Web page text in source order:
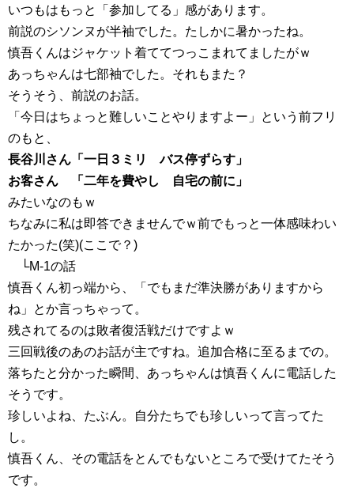
いつもはもっと「参加してる」感があります。
前説のシソンヌが半袖でした。たしかに暑かったね。
慎吾くんはジャケット着ててつっこまれてましたがｗ
あっちゃんは七部袖でした。それもまた？
そうそう、前説のお話。
「今日はちょっと難しいことやりますよー」という前フリ
のもと、
長谷川さん「一日３ミリ バス停ずらす」
お客さん 「二年を費やし 自宅の前に」
みたいなのもｗ
ちなみに私は即答できませんでｗ前でもっと一体感味わい
たかった(笑)(ここで？)
└M-1の話
慎吾くん初っ端から、「でもまだ準決勝がありますから
ね」とか言っちゃって。
残されてるのは敗者復活戦だけですよｗ
三回戦後のあのお話が主ですね。追加合格に至るまでの。
落ちたと分かった瞬間、あっちゃんは慎吾くんに電話した
そうです。
珍しいよね、たぶん。自分たちでも珍しいって言ってた
し。
慎吾くん、その電話をとんでもないところで受けてたそう
です。